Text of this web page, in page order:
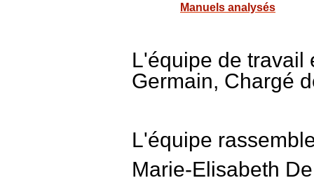
Manuels analysés
L'équipe de travail
Germain, Chargé
L'équipe
Marie-Elisabeth